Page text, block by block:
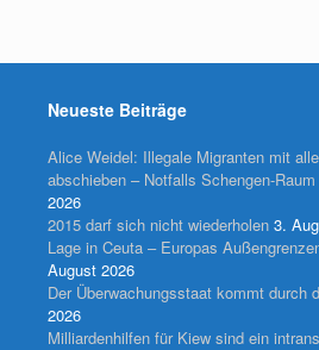
Neueste Beiträge
Alice Weidel: Illegale Migranten mit
abschieben – Notfalls Schengen-
2026
2015 darf sich nicht wiederholen 3.
Lage in Ceuta – Europas
August 2026
Der Überwachungsstaat kommt durch
2026
Milliardenhilfen für Kiew sind ein